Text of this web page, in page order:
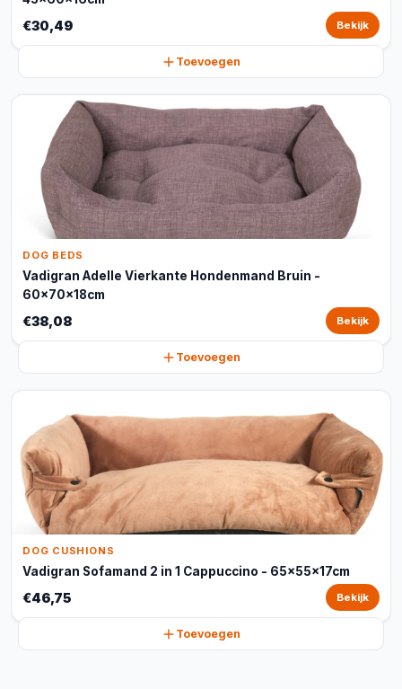
€30,49 Bekijk
Toevoegen
DOG BEDS
Vadigran Adelle Vierkante Hondenmand Bruin -
60x70x18cm
€38,08 Bekijk
Toevoegen
DOG CUSHIONS
Vadigran Sofamand 2 in 1 Cappuccino - 65x55x17cm
€46,75 Bekijk
Toevoegen